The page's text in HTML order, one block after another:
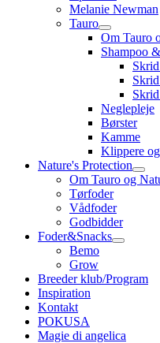
Melanie Newman
Tauro
Om Tauro
Shampoo
Skrid
Neglepleje
Børster
Kamme
Klippere
Nature's Protection
Om Tauro og
Tørfoder
Vådfoder
Godbidder
Foder&Snacks
Bemo
Grow
Breeder klub/Program
Inspiration
Kontakt
POKUSA
Magie di angelica